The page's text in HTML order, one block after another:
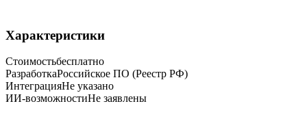
Характеристики
Стоимостьбесплатно
РазработкаРоссийское ПО (Реестр РФ)
ИнтеграцияНе указано
ИИ-возможностиНе заявлены